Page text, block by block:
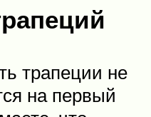
трапеции не
на первый